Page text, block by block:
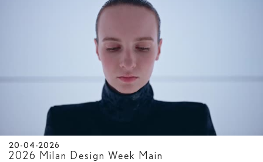
20-04-2026
2026 Milan Design Week Main